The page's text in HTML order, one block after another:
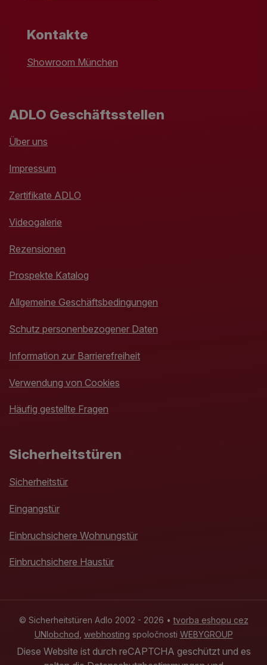
Kontakte
Showroom München
ADLO Geschäftsstellen
Über uns
Impressum
Zertifikate ADLO
Videogalerie
Rezensionen
Prospekte Katalog
Allgemeine Geschäftsbedingungen
Schutz personenbezogener Daten
Information zur Barrierefreiheit
Verwendung von Cookies
Häufig gestellte Fragen
Sicherheitstüren
Sicherheitstür
Eingangstür
Einbruchsichere Wohnungstür
Einbruchsichere Haustür
© Sicherheitstüren Adlo 2002 - 2026 •tvorba eshopu cez
UNIobchod webhosting spoločnosti WEBYGROUP
Diese Website ist durch reCAPTCHA geschützt und es